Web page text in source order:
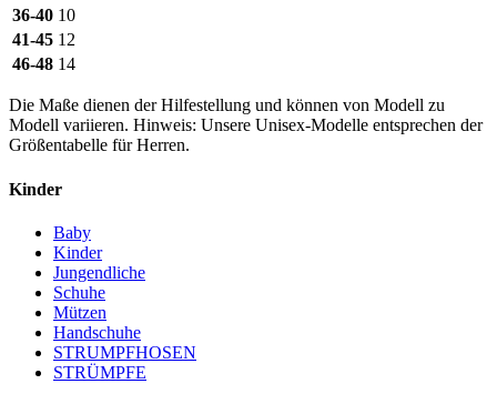
36-40 10
41-45 12
46-48 14
Die Maße dienen der Hilfestellung und können von Modell zu
Modell variieren. Hinweis: Unsere Unisex-Modelle entsprechen der
Größentabelle für Herren.
Kinder
Baby
Kinder
Jungendliche
Schuhe
Mützen
Handschuhe
STRUMPFHOSEN
STRÜMPFE